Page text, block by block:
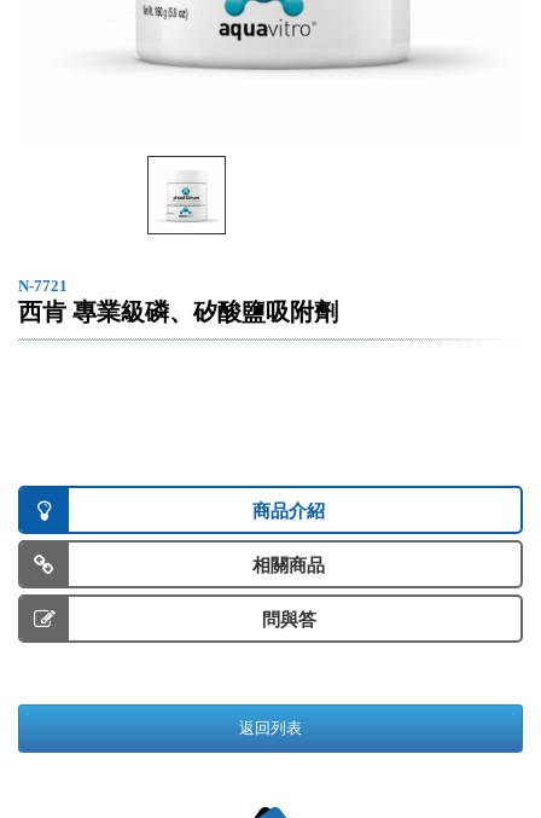
N-7721
西肯 專業級磷、矽酸鹽吸附劑
商品介紹
相關商品
問與答
返回列表